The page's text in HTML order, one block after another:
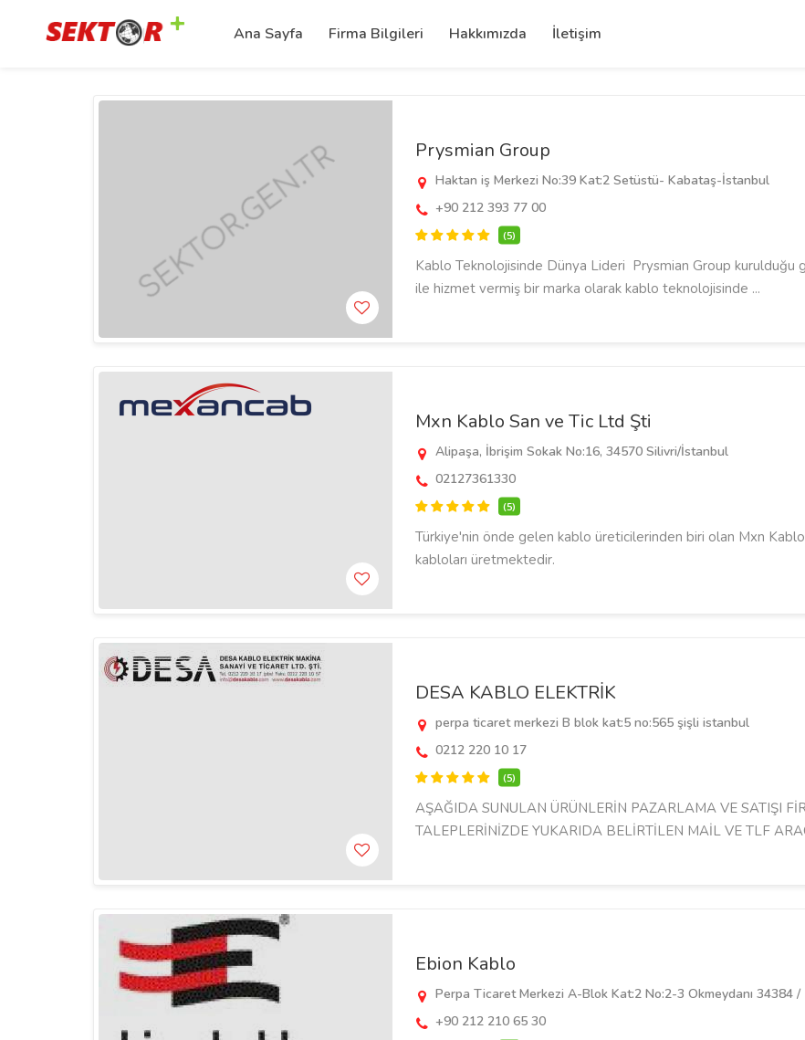
Ana Sayfa Firma Bilgileri Hakkımızda İletişim
Prysmian Group
Haktan iş Merkezi No:39 Kat:2 Setüstü- Kabataş-İstanbul
+90 212 393 77 00
(5)
Kablo Teknolojisinde Dünya Lideri Prysmian Group kurulduğu
ile hizmet vermiş bir marka olarak kablo teknolojisinde ...
Mxn Kablo San ve Tic Ltd Şti
Alipaşa, İbrişim Sokak No:16, 34570 Silivri/İstanbul
02127361330
(5)
Türkiye'nin önde gelen kablo üreticilerinden biri olan Mxn
kabloları üretmektedir.
DESA KABLO ELEKTRİK
perpa ticaret merkezi B blok kat:5 no:565 şişli istanbul
0212 220 10 17
(5)
AŞAĞIDA SUNULAN ÜRÜNLERİN PAZARLAMA VE SATIŞI
TALEPLERİNİZDE YUKARIDA BELİRTİLEN MAİL VE TLF
Ebion Kablo
Perpa Ticaret Merkezi A-Blok Kat:2 No:2-3 Okmeydanı 34384
+90 212 210 65 30